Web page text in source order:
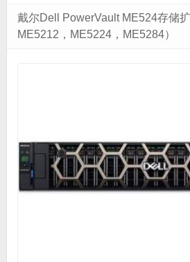
戴尔Dell PowerVault ME524存储
ME5212，ME5224，ME5284）